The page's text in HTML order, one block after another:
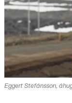
Eggert Stefánsson,